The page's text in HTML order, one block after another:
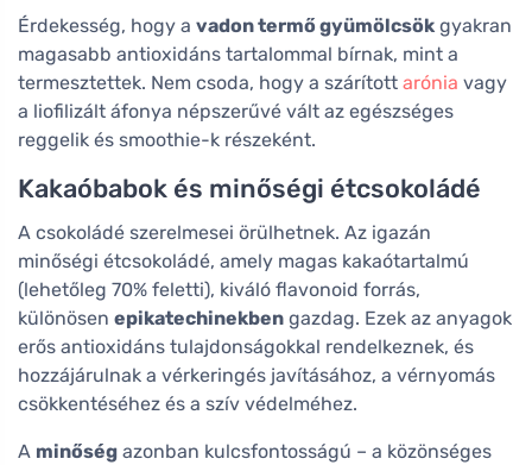
Érdekesség, hogy a vadon termő gyümölcsök gyakran
magasabb antioxidáns tartalommal bírnak, mint a
termesztettek. Nem csoda, hogy a szárított arónia vagy
a liofilizált áfonya népszerűvé vált az egészséges
reggelik és smoothie-k részeként.
Kakaóbabok és minőségi étcsokoládé
A csokoládé szerelmesei örülhetnek. Az igazán
minőségi étcsokoládé, amely magas kakaótartalmú
(lehetőleg 70% feletti), kiváló flavonoid forrás,
különösen epikatechinekben gazdag. Ezek az anyagok
erős antioxidáns tulajdonságokkal rendelkeznek, és
hozzájárulnak a vérkeringés javításához, a vérnyomás
csökkentéséhez és a szív védelméhez.
A minőség azonban kulcsfontosságú – a közönséges